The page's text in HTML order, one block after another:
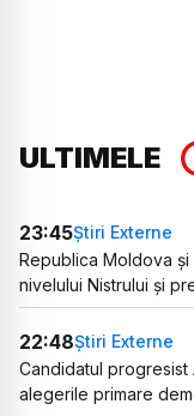
ULTIMELE
23:45Știri Externe
Republica Moldova
nivelului Nistrului și
22:48Știri Externe
Candidatul
alegerile primare